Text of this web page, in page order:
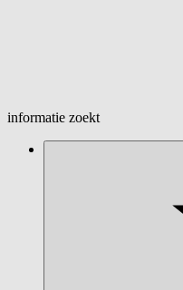
informatie zoekt